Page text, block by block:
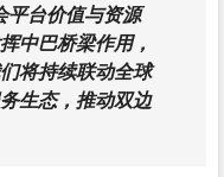
平台价值与资源
中巴桥梁作用，
将持续联动全球
生态，推动双边